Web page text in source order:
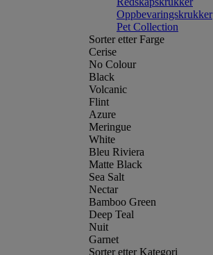
Oppbevaringskrukker
Pet Collection
Sorter etter Farge
Cerise
No Colour
Black
Volcanic
Flint
Azure
Meringue
White
Bleu Riviera
Matte Black
Sea Salt
Nectar
Bamboo Green
Deep Teal
Nuit
Garnet
Sorter etter Kategori